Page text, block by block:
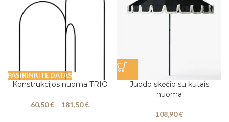
PASIRINKITE DATAS
Konstrukcijos nuoma TRIO
60,50€ – 181,50€
Juodo skėčio su kutais
nuoma
108,90€